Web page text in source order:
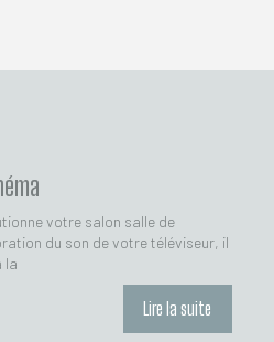
votre salon salle de
du son de votre téléviseur, il
la
Lire la suite